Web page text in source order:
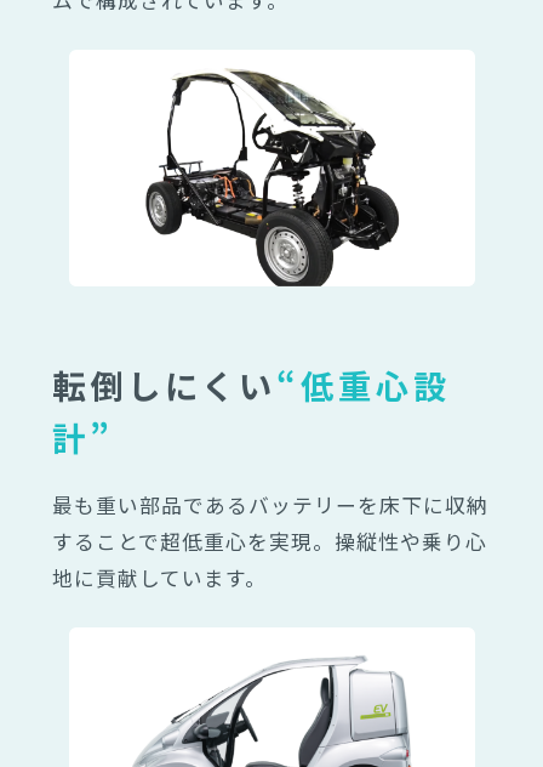
転倒しにくい“低重心設
計”
最も重い部品であるバッテリーを床下に収納
することで超低重心を実現。操縦性や乗り心
地に貢献しています。